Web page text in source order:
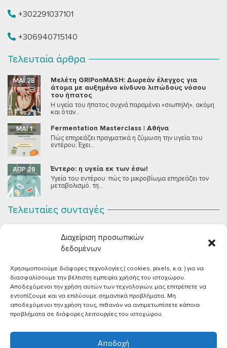
Διαχείριση προσωπικών
δεδομένων
Χρησιμοποιούμε διάφορες τεχνολογίες ( cookies, pixels, κ.α. ) για να
διασφαλίσουμε την βέλτιστη εμπειρία χρήσής του ιστοχώρου.
Αποδεχόμενοι την χρήση αυτών των τεχνολογιών, μας επιτρέπετε να
εντοπίζουμε και να επιλύουμε σημαντικά προβλήματα. Μη
αποδεχόμενοι την χρήση τους, πιθανόν να αντιμετωπίσετε κάποια
προβλήματα σε διάφορες λειτουργίες του ιστοχώρου.
Αποδοχή
+302291037101
+306940715140
Τελευταία άρθρα
Μελέτη GRIPonMASH: Δωρεάν έλεγχος για
άτομα με αυξημένο κίνδυνο λιπώδους νόσου
του ήπατος
ΜΆΙ 28
Η υγεία του ήπατος συχνά παραμένει «σιωπηλή», ακόμη
και όταν...
Fermentation Masterclass | Αθήνα
ΜΆΙ 1
Πώς επηρεάζει πραγματικά η ζύμωση την υγεία του
εντέρου; Έχει...
Έντερο: η υγεία εκ των έσω!
ΑΠΡ 28
Υγεία του εντέρου: πώς το μικροβίωμα επηρεάζει τον
μεταβολισμό, τη...
Τελευταίες συνταγές
Μια μους σοκολάτας για όλους εμάς που θέλουμε να
συστήσουμε...
Vegan Χωριάτικη Σαλάτα με Φέτα από Τόφου
ΙΟΎΝ 26
Καλοκαίρι, ζεστάρα και “χωριάτικη” σαλάτα! Έχοντας
μεγαλώσει με αυτό το...
Πικάντικες πέννες με ντομάτα
ΙΟΎΝ 18